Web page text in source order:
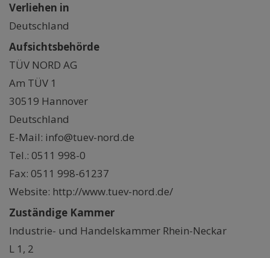
Verliehen in
Deutschland
Aufsichtsbehörde
TÜV NORD AG
Am TÜV 1
30519 Hannover
Deutschland
E-Mail: info@tuev-nord.de
Tel.: 0511 998-0
Fax: 0511 998-61237
Website: http://www.tuev-nord.de/
Zuständige Kammer
Industrie- und Handelskammer Rhein-Neckar
L 1, 2